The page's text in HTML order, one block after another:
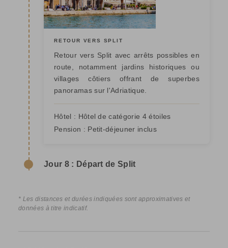
RETOUR VERS SPLIT
Retour vers Split avec arrêts possibles en
route, notamment jardins historiques ou
villages côtiers offrant de superbes
panoramas sur l'Adriatique.
Hôtel : Hôtel de catégorie 4 étoiles
Pension : Petit-déjeuner inclus
Jour 8 : Départ de Split
* Les distances et durées indiquées sont approximatives et
données à titre indicatif.